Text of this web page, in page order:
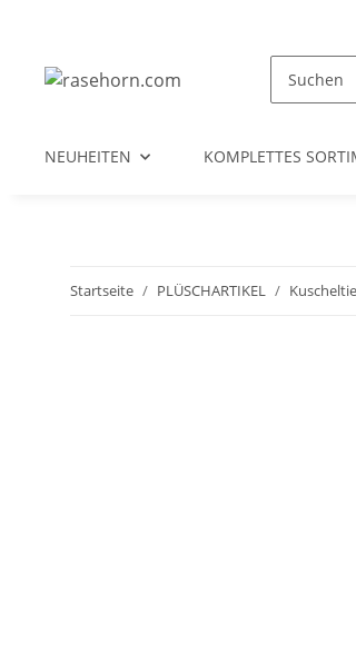
NEUHEITEN KOMPLETTES
Startseite PLÜSCHARTIKEL